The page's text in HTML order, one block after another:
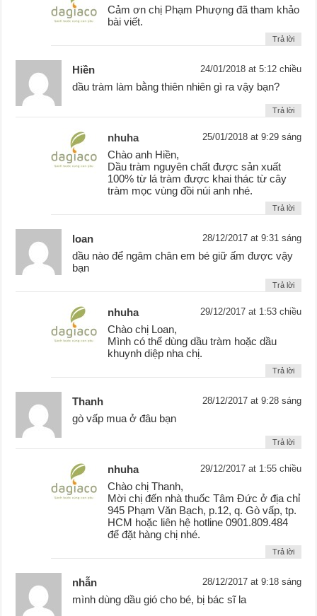
Cảm ơn chị Phạm Phượng đã tham khảo
bài viết.
Trả lời
Hiền 24/01/2018 at 5:12 chiều
dầu tràm làm bằng thiên nhiên gì ra vậy bạn?
Trả lời
nhuha 25/01/2018 at 9:29 sáng
Chào anh Hiền,
Dầu tràm nguyên chất được sản xuất
100% từ lá tràm được khai thác từ cây
tràm mọc vùng đồi núi anh nhé.
Trả lời
loan 28/12/2017 at 9:31 sáng
dầu nào để ngâm chân em bé giữ ấm được vậy
bạn
Trả lời
nhuha 29/12/2017 at 1:53 chiều
Chào chị Loan,
Mình có thể dùng dầu tràm hoặc dầu
khuynh diệp nha chị.
Trả lời
Thanh 28/12/2017 at 9:28 sáng
gò vấp mua ở đâu bạn
Trả lời
nhuha 29/12/2017 at 1:55 chiều
Chào chị Thanh,
Mời chị đến nhà thuốc Tâm Đức ở địa chỉ
945 Phạm Văn Bạch, p.12, q. Gò vấp, tp.
HCM hoặc liên hệ hotline 0901.809.484
để đặt hàng chị nhé.
Trả lời
nhẫn 28/12/2017 at 9:18 sáng
mình dùng dầu gió cho bé, bị bác sĩ la